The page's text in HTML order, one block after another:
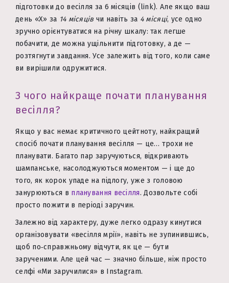
підготовки до весілля за 6 місяців (link). Але якщо ваш
день «Х» за 14 місяців чи навіть за 4 місяці, усе одно
зручно орієнтуватися на річну шкалу: так легше
побачити, де можна ущільнити підготовку, а де —
розтягнути завдання. Усе залежить від того, коли саме
ви вирішили одружитися.
З чого найкраще почати планування
весілля?
Якщо у вас немає критичного цейтноту, найкращий
спосіб почати планування весілля — це… трохи не
планувати. Багато пар заручуються, відкривають
шампанське, насолоджуються моментом — і ще до
того, як корок упаде на підлогу, уже з головою
занурюються в планування весілля. Дозвольте собі
просто пожити в періоді заручин.
Залежно від характеру, дуже легко одразу кинутися
організовувати «весілля мрії», навіть не зупинившись,
щоб по‑справжньому відчути, як це — бути
зарученими. Але цей час — значно більше, ніж просто
селфі «Ми заручилися» в Instagram.